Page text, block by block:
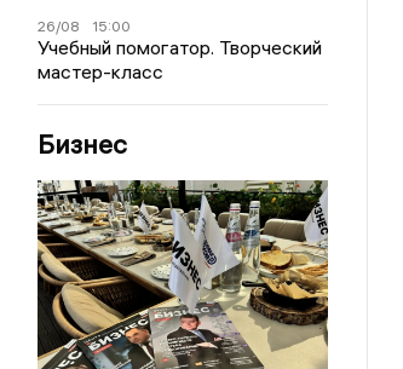
26/08 15:00
Учебный помогатор. Творческий
мастер-класс
Бизнес